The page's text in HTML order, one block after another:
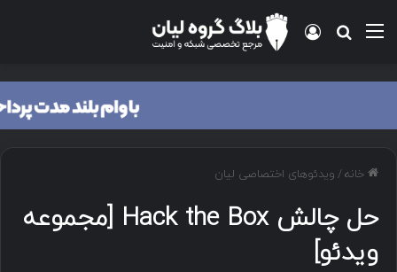
خانه/ ویدئوهای اختصاصی لیان
حل چالش Hack the Box [مجموعه
ویدئو]